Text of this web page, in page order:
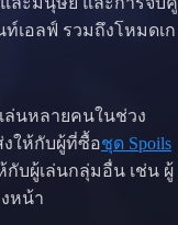
ท์เอลฟ์ รวมถึงโหมดเก
ล่นหลายคนในช่วง
ให้กับผู้ที่ซื้อชุด Spoils
บผู้เล่นกลุ่มอื่น เช่น ผู้
หน้า